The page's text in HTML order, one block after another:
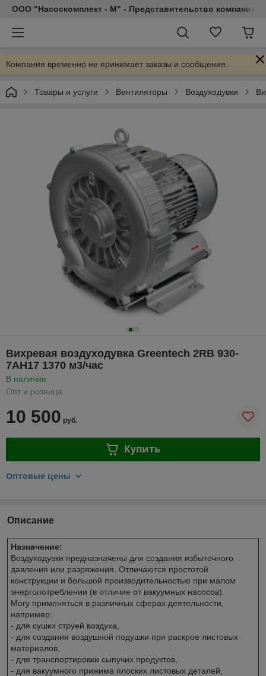
ООО "Насоскомплект - М" - Представительство компании
Компания временно не принимает заказы и сообщения.
Товары и услуги Вентиляторы Воздуходувки
Вихревая воздуходувка Greentech 2RB 930-
7AH17 1370 м3/час
В наличии
Опт и розница
10 500 руб.
Купить
Оптовые цены
Описание
Назначение:
Воздуходувки предназначены для создания избыточного
давления или разряжения. Отличаются простотой
конструкции и большой производительностью при малом
энергопотреблении (в отличие от вакуумных насосов).
Могу применяться в различных сферах деятельности,
например:
- для сушки струей воздуха,
- для создания воздушной подушки при раскрое листовых
материалов,
- для транспортировки сыпучих продуктов,
- для вакуумного прижима плоских листовых деталей,